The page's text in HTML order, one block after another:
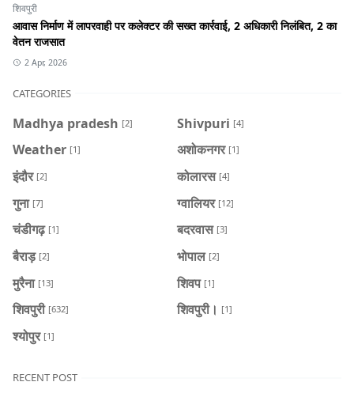
शिवपुरी
आवास निर्माण में लापरवाही पर कलेक्टर की सख्त कार्रवाई, 2 अधिकारी निलंबित, 2 का
वेतन राजसात
2 Apr, 2026
CATEGORIES
Madhya pradesh [2] Shivpuri [4]
Weather [1] अशोकनगर [1]
इंदौर [2] कोलारस [4]
गुना [7] ग्वालियर [12]
चंडीगढ़ [1] बदरवास [3]
बैराड़ [2] भोपाल [2]
मुरैना [13] शिवप [1]
शिवपुरी [632] शिवपुरी। [1]
श्योपुर [1]
RECENT POST